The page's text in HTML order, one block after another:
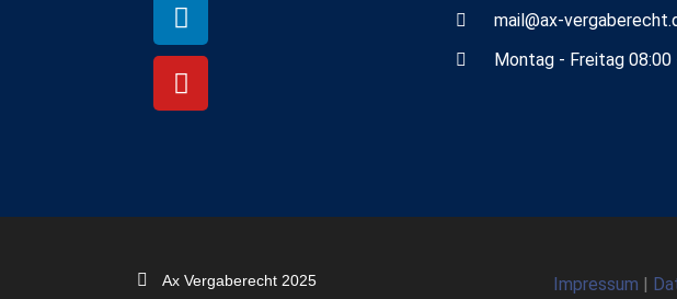
mail@ax-
Montag - Freitag 08:00
Ax Vergaberecht 2025 Impressum |